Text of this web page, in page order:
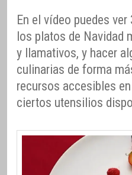
En el vídeo puedes
los platos de Navidad
y llamativos, y hacer
culinarias de forma
recursos accesibles
ciertos utensilios